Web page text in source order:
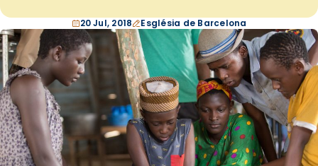
20 Jul, 2018 Església de Barcelona